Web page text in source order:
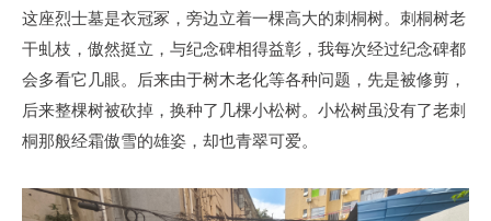
这座烈士墓是衣冠冢，旁边立着一棵高大的刺桐树。刺桐树老
干虬枝，傲然挺立，与纪念碑相得益彰，我每次经过纪念碑都
会多看它几眼。后来由于树木老化等各种问题，先是被修剪，
后来整棵树被砍掉，换种了几棵小松树。小松树虽没有了老刺
桐那般经霜傲雪的雄姿，却也青翠可爱。